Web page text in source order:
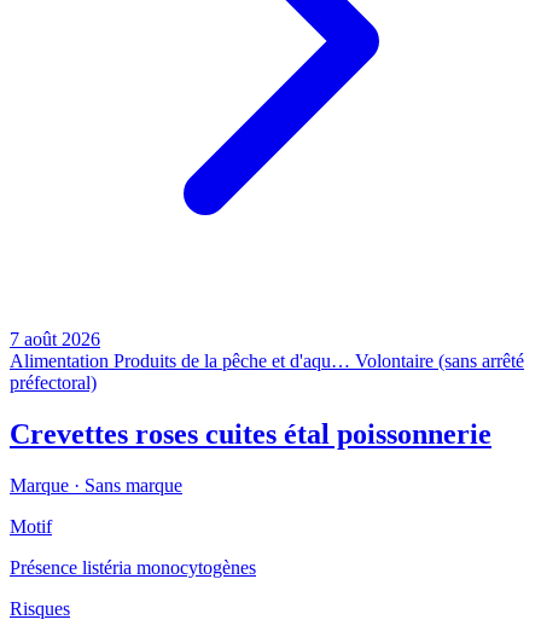
7 août 2026
Alimentation Produits de la pêche et d'aqu… Volontaire (sans arrêté
préfectoral)
Crevettes roses cuites étal poissonnerie
Marque · Sans marque
Motif
Présence listéria monocytogènes
Risques